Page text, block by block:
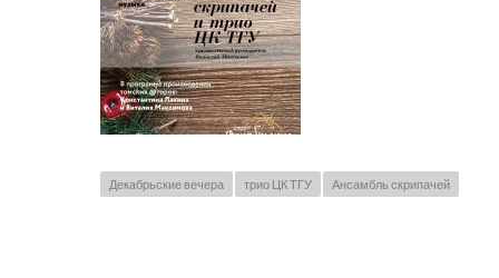
Декабрьские вечера трио ЦК ТГУ Ансамбль скрипачей